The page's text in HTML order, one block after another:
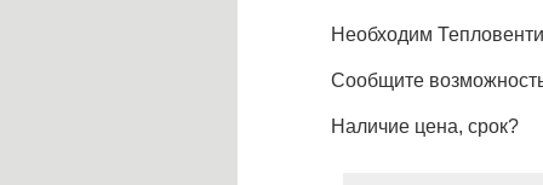
Необходим
Сообщите
Наличие цена, срок?